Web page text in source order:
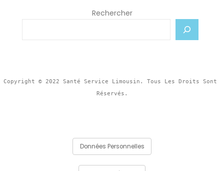
Rechercher
Copyright © 2022 Santé Service Limousin. Tous Les Droits Sont
Données Personnelles